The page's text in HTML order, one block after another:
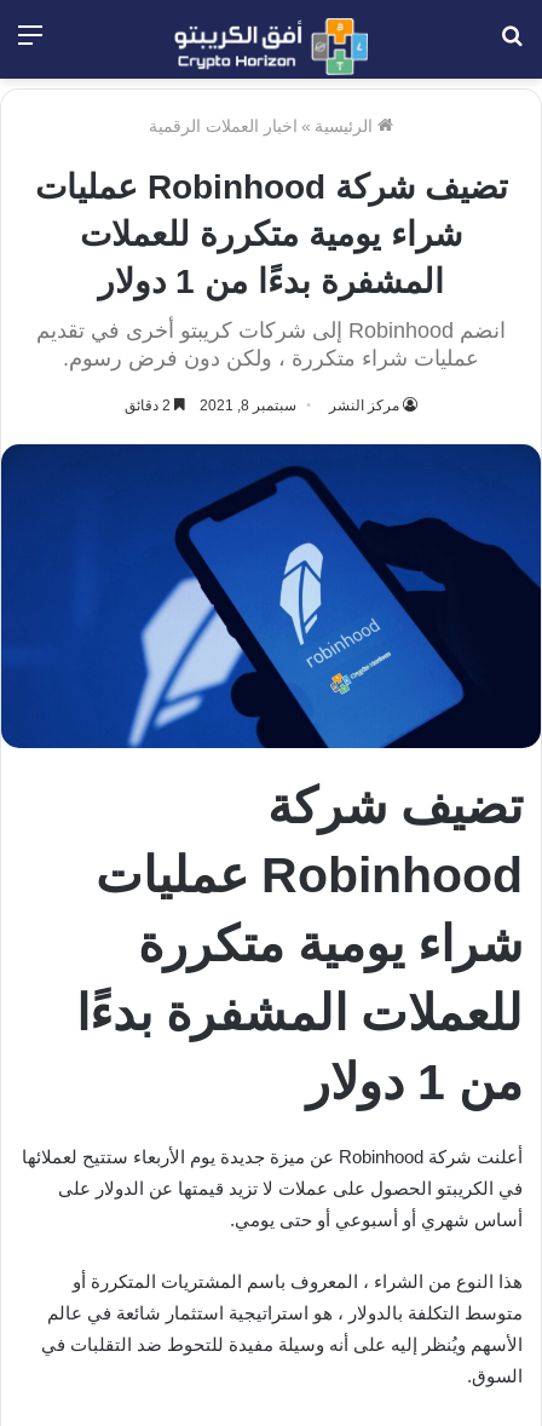
الرئيسية » اخبار العملات الرقمية
تضيف شركة Robinhood عمليات
شراء يومية متكررة للعملات
المشفرة بدءًا من 1 دولار
انضم Robinhood إلى شركات كريبتو أخرى في تقديم
عمليات شراء متكررة ، ولكن دون فرض رسوم.
مركز النشر سبتمبر 8, 2021
تضيف شركة
Robinhood عمليات
شراء يومية متكررة
للعملات المشفرة بدءًا
من 1 دولار
أعلنت شركة Robinhood عن ميزة جديدة يوم الأربعاء ستتيح لعملائها
في الكريبتو الحصول على عملات لا تزيد قيمتها عن الدولار على
أساس شهري أو أسبوعي أو حتى يومي.
هذا النوع من الشراء ، المعروف باسم المشتريات المتكررة أو
متوسط ​​التكلفة بالدولار ، هو استراتيجية استثمار شائعة في عالم
الأسهم ويُنظر إليه على أنه وسيلة مفيدة للتحوط ضد التقلبات في
السوق.